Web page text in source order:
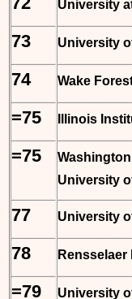
University
73 University
74 Wake
=75 Illinois
=75
University
77 University
78
=79 University